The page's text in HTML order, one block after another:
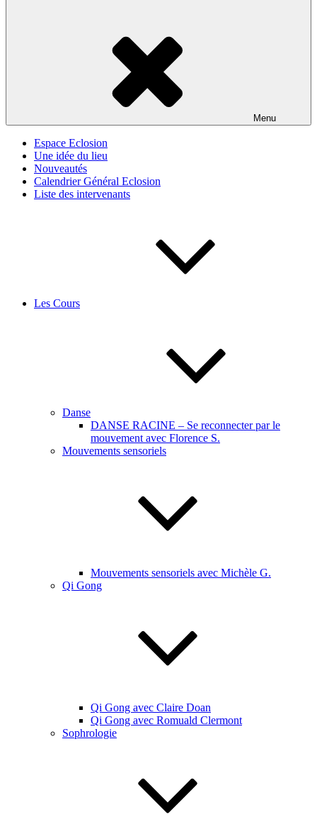
Menu
Espace Eclosion
Une idée du lieu
Nouveautés
Calendrier Général Eclosion
Liste des intervenants
Les Cours
Danse
DANSE RACINE – Se reconnecter par le
mouvement avec Florence S.
Mouvements sensoriels
Mouvements sensoriels avec Michèle G.
Qi Gong
Qi Gong avec Claire Doan
Qi Gong avec Romuald Clermont
Sophrologie